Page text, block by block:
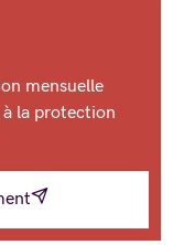
mensuelle
à la protection